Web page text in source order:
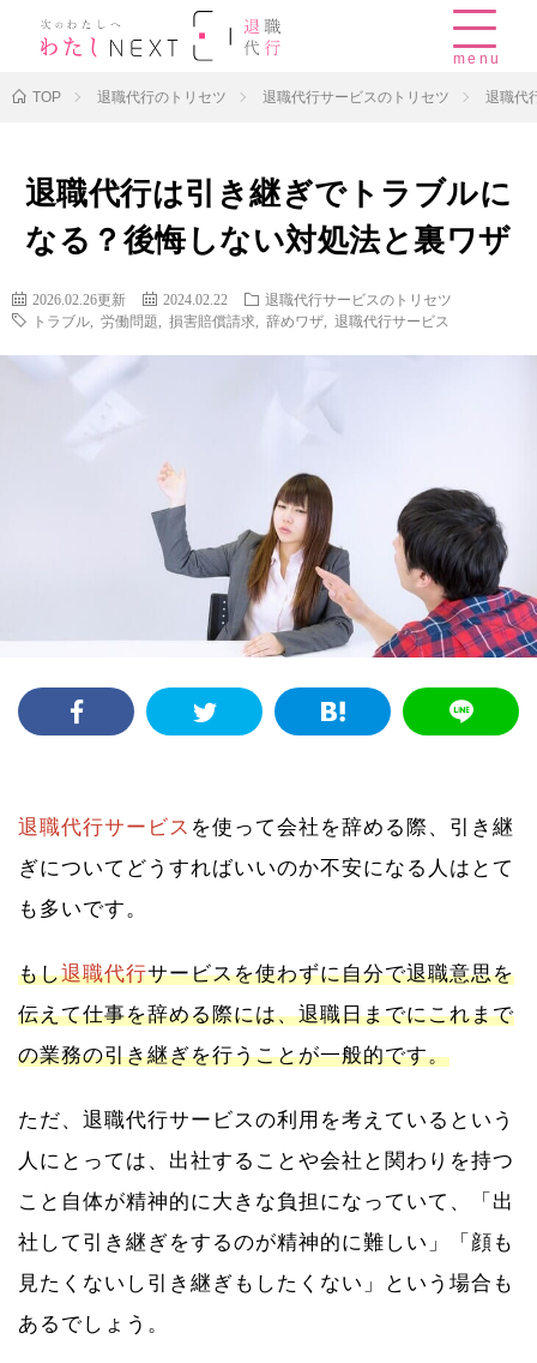
menu
TOP 退職代行のトリセツ 退職代行サービスのトリセツ 退職代
退職代行は引き継ぎでトラブルに
なる？後悔しない対処法と裏ワザ
2026.02.26更新 2024.02.22
退職代行サービスのトリセツ
トラブル
労働問題 損害賠償請求 辞めワザ 退職代行サービス
退職代行サービス を使って会社を辞める際、引き継
ぎについてどうすればいいのか不安になる人はとて
も多いです。
もし退職代行サービスを使わずに自分で退職意思を
伝えて仕事を辞める際には、退職日までにこれまで
の業務の引き継ぎを行うことが一般的です。
ただ、退職代行サービスの利用を考えているという
人にとっては、出社することや会社と関わりを持つ
こと自体が精神的に大きな負担になっていて、「出
社して引き継ぎをするのが精神的に難しい」「顔も
見たくないし引き継ぎもしたくない」という場合も
あるでしょう。